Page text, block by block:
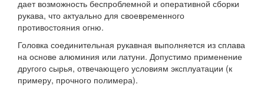
дает возможность беспроблемной и оперативной сборки
рукава, что актуально для своевременного
противостояния огню.
Головка соединительная рукавная выполняется из сплава
на основе алюминия или латуни. Допустимо применение
другого сырья, отвечающего условиям эксплуатации (к
примеру, прочного полимера).